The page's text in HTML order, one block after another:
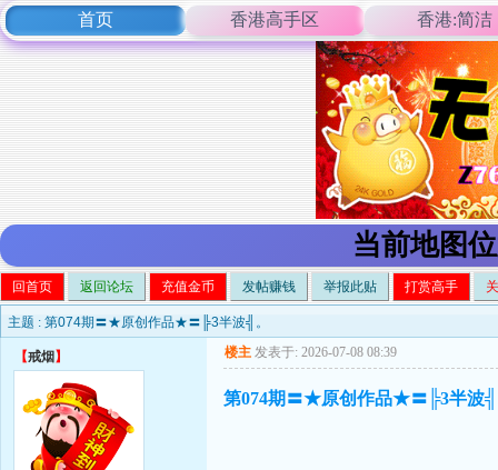
首页 香港高手区 香港:简洁
当前地图
回首页 返回论坛 充值金币 发帖赚钱 举报此贴 打赏高手
主题 : 第074期〓★原创作品★〓╠3半波╣。
【戒烟 】 楼主 发表于: 2026-07-08 08:39
第074期〓★原创作品★〓╠3半波